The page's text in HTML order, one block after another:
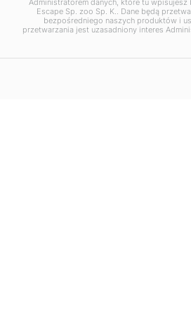
Administratorem danych, które tu wpisujesz
Escape Sp. zoo Sp. K.. Dane będą
bezpośredniego naszych produktów i
przetwarzania jest uzasadniony interes